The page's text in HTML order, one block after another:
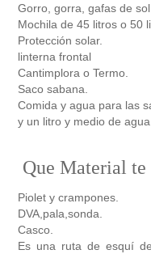
Gorro, gorra, gafas de
Mochila de 45 litros o 50
Protección solar.
linterna frontal
Cantimplora o Termo.
Saco sabana.
Comida y agua para las
y un litro y medio de
Que Material te
Piolet y crampones.
DVA,pala,sonda.
Casco.
Es una ruta de esquí